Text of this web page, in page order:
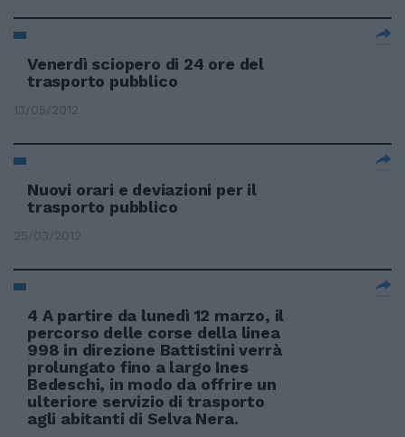
Venerdì sciopero di 24 ore del
trasporto pubblico
13/05/2012
Nuovi orari e deviazioni per il
trasporto pubblico
25/03/2012
4 A partire da lunedì 12 marzo, il
percorso delle corse della linea
998 in direzione Battistini verrà
prolungato fino a largo Ines
Bedeschi, in modo da offrire un
ulteriore servizio di trasporto
agli abitanti di Selva Nera.